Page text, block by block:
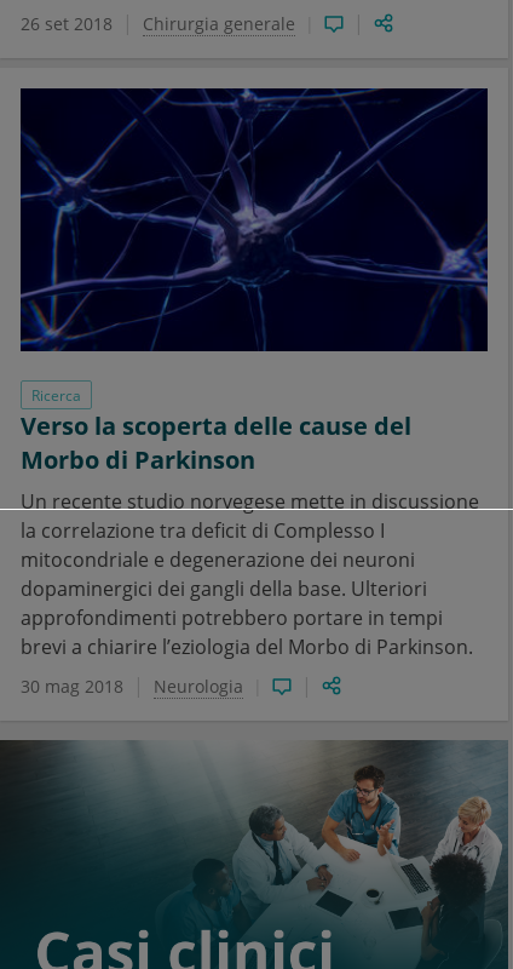
26 set 2018 Chirurgia generale
Ricerca
Verso la scoperta delle cause del
Morbo di Parkinson
Un recente studio norvegese mette in discussione
la correlazione tra deficit di Complesso I
mitocondriale e degenerazione dei neuroni
dopaminergici dei gangli della base. Ulteriori
approfondimenti potrebbero portare in tempi
brevi a chiarire l’eziologia del Morbo di Parkinson.
30 mag 2018 Neurologia